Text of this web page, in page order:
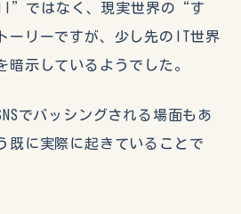
ではなく、現実世界の“す
ーリーですが、少し先のIT世界
暗示しているようでした。
でバッシングされる場面もあ
既に実際に起きていることで